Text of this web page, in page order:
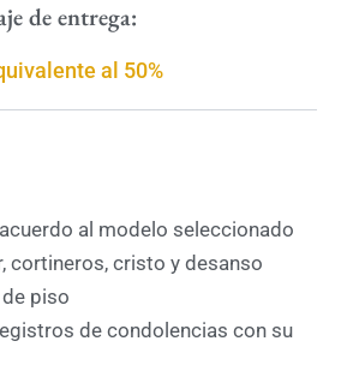
de entrega:
al 50%
al modelo seleccionado
cortineros, cristo y desanso
piso
de condolencias con su